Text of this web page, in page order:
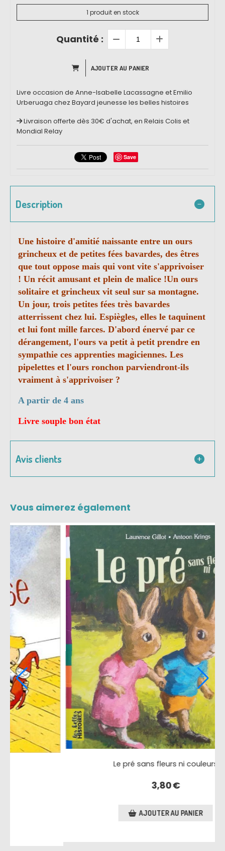
1 produit en stock
Quantité :
AJOUTER AU PANIER
Livre occasion de Anne-Isabelle Lacassagne et Emilio
Urberuaga chez Bayard jeunesse les belles histoires
Livraison offerte dès 30€ d'achat, en Relais Colis et
Mondial Relay
Save
Description
Une histoire d'amitié naissante entre un ours
grincheux et de petites fées bavardes, des êtres
que tout oppose mais qui vont vite s'apprivoiser
! Un récit amusant et plein de malice !Un ours
solitaire et grincheux vit seul sur sa montagne.
Un jour, trois petites fées très bavardes
atterrissent chez lui. Espiègles, elles le taquinent
et lui font mille farces. D'abord énervé par ce
dérangement, l'ours va petit à petit prendre en
sympathie ces apprenties magiciennes. Les
pipelettes et l'ours ronchon parviendront-ils
vraiment à s'apprivoiser ?
A partir de 4 ans
Livre souple bon état
Avis clients
Vous aimerez également
J'ai un lion à la maison !
AJOUTER AU PANIER